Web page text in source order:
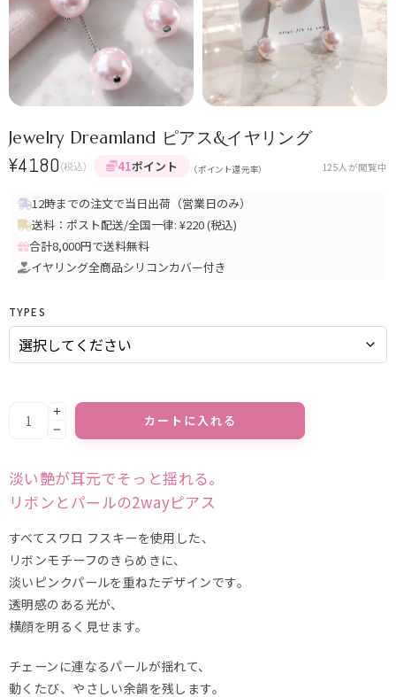
Jewelry Dreamland ピアス&イヤリング
¥4180 (税込) 41ポイント （ポイント還元率） 125人が閲覧中
12時までの注文で当日出荷（営業日のみ）
送料：ポスト配送/全国一律: ¥220 (税込)
合計8,000円で送料無料
イヤリング全商品シリコンカバー付き
TYPES
カートに入れる
淡い艶が耳元でそっと揺れる。
リボンとパールの2wayピアス
すべてスワロ フスキーを使用した、
リボンモチーフのきらめきに、
淡いピンクパールを重ねたデザインです。
透明感のある光が、
横顔を明るく見せます。
チェーンに連なるパールが揺れて、
動くたび、やさしい余韻を残します。